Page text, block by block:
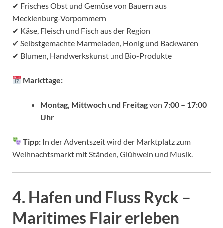
✔ Frisches Obst und Gemüse von Bauern aus
Mecklenburg-Vorpommern
✔ Käse, Fleisch und Fisch aus der Region
✔ Selbstgemachte Marmeladen, Honig und Backwaren
✔ Blumen, Handwerkskunst und Bio-Produkte
Markttage:
Montag, Mittwoch und Freitagvon 7:00 – 17:00
Uhr
Tipp: In der Adventszeit wird der Marktplatz zum
Weihnachtsmarkt mit Ständen, Glühwein und Musik.
4. Hafen und Fluss Ryck –
Maritimes Flair erleben